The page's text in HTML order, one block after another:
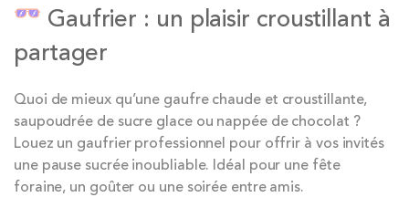
Gaufrier : un plaisir croustillant à
partager
Quoi de mieux qu’une gaufre chaude et croustillante,
saupoudrée de sucre glace ou nappée de chocolat ?
Louez un gaufrier professionnel pour offrir à vos invités
une pause sucrée inoubliable. Idéal pour une fête
foraine, un goûter ou une soirée entre amis.